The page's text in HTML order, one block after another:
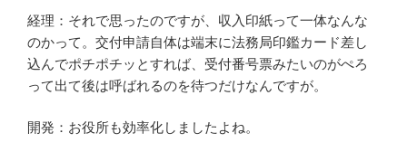
経理：それで思ったのですが、収入印紙って一体なんな
のかって。交付申請自体は端末に法務局印鑑カード差し
込んでポチポチッとすれば、受付番号票みたいのがぺろ
って出て後は呼ばれるのを待つだけなんですが。
開発：お役所も効率化しましたよね。